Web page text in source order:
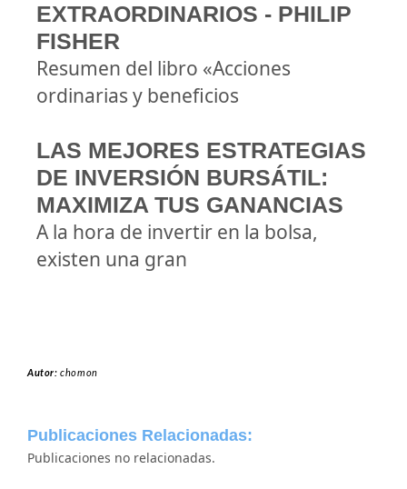
EXTRAORDINARIOS - PHILIP
FISHER
Resumen del libro «Acciones
ordinarias y beneficios
LAS MEJORES ESTRATEGIAS
DE INVERSIÓN BURSÁTIL:
MAXIMIZA TUS GANANCIAS
A la hora de invertir en la bolsa,
existen una gran
Autor:chomon
Publicaciones Relacionadas:
Publicaciones no relacionadas.